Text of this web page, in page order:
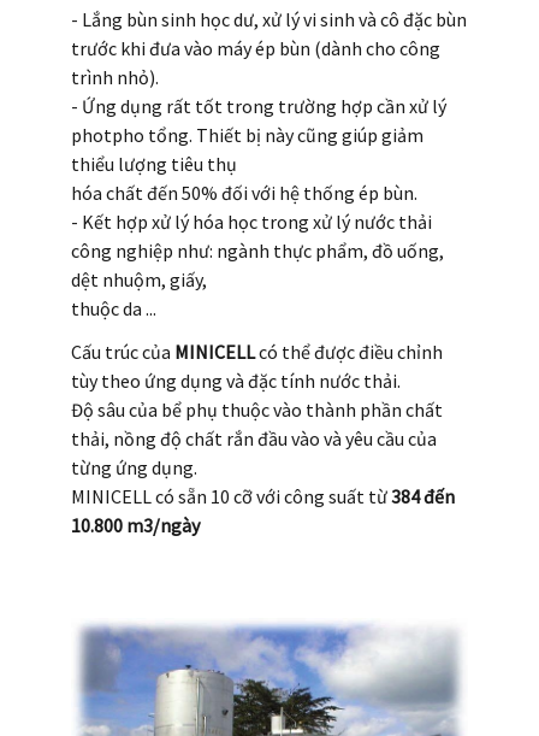
- Lắng bùn sinh học dư, xử lý vi sinh và cô đặc bùn
trước khi đưa vào máy ép bùn (dành cho công
trình nhỏ).
- Ứng dụng rất tốt trong trường hợp cần xử lý
photpho tổng. Thiết bị này cũng giúp giảm
thiểu lượng tiêu thụ
hóa chất đến 50% đối với hệ thống ép bùn.
- Kết hợp xử lý hóa học trong xử lý nước thải
công nghiệp như: ngành thực phẩm, đồ uống,
dệt nhuộm, giấy,
thuộc da ...
Cấu trúc của MINICELLcó thể được điều chỉnh
tùy theo ứng dụng và đặc tính nước thải.
Độ sâu của bể phụ thuộc vào thành phần chất
thải, nồng độ chất rắn đầu vào và yêu cầu của
từng ứng dụng.
MINICELL có sẵn 10 cỡ với công suất từ384 đến
10.800 m3/ngày